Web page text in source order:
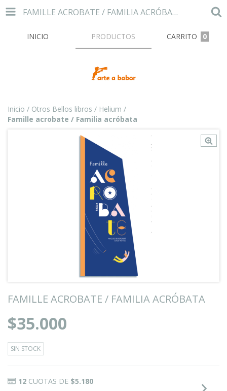
FAMILLE ACROBATE / FAMILIA ACRÓBATA
INICIO PRODUCTOS CARRITO 0
Inicio / Otros Bellos libros / Helium /
Famille acrobate / Familia acróbata
FAMILLE ACROBATE / FAMILIA ACRÓBATA
$35.000
SIN STOCK
12 CUOTAS DE $5.180